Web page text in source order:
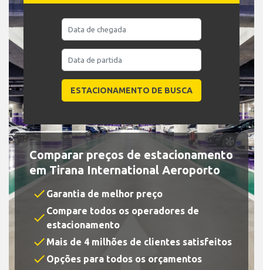
Comparar preços de estacionamento
em Tirana International Aeroporto
check Garantia de melhor preço
check Compare todos os operadores de
estacionamento
check Mais de 4 milhões de clientes satisfeitos
check Opções para todos os orçamentos